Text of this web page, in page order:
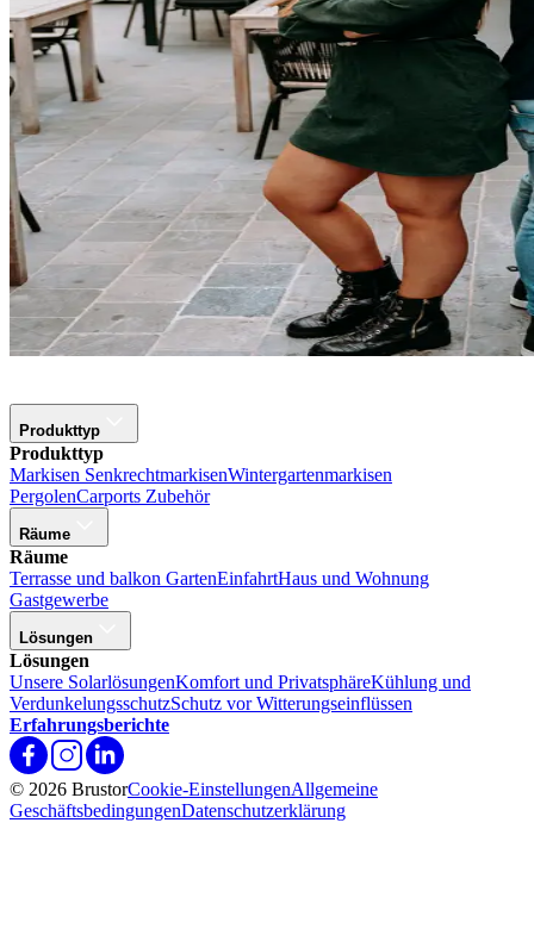
Produkttyp
Produkttyp
Markisen SenkrechtmarkisenWintergartenmarkisen
PergolenCarports Zubehör
Räume
Räume
Terrasse und balkon GartenEinfahrtHaus und Wohnung
Gastgewerbe
Lösungen
Lösungen
Unsere SolarlösungenKomfort und PrivatsphäreKühlung und
VerdunkelungsschutzSchutz vor Witterungseinflüssen
Erfahrungsberichte
© 2026 BrustorCookie-EinstellungenAllgemeine
GeschäftsbedingungenDatenschutzerklärung